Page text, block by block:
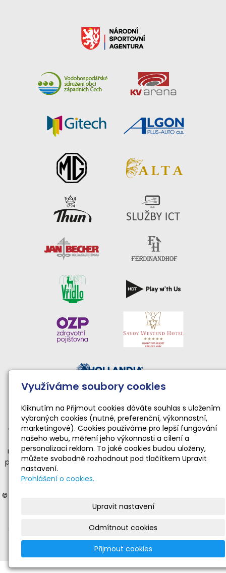
Národní sportovní agentura • Karlovarský kraj • Statutární
město Karlovy Vary
Činnost TopGym Karlovy Vary pro rok 2026 byla podpořena
dotací Národní sportovní agentury ve výši 169 100 Kč
na zabezpečení sportovní, tělovýchovné a organizační funkce
příjemce dotace realizující sportovní aktivity dětí a mládeže ve
věku od 4 do 19 let v souladu s platnými a registrovanými
© 2012-2025 Moderní gymnastika Karlovy Vary
vyhrazena | © Web vytvořil:Gitech|mail|adm
sportovního klubu moderní gymnastiky TopGym Karlovy Vary.
Nevyžádané nebo nevhodné příspěvky budou vymazány.
Využíváme soubory cookies
Kliknutím na Přijmout cookies dáváte souhlas s uložením
vybraných cookies (nutné, preferenční, výkonnostní,
marketingové). Cookies používáme pro lepší fungování
našeho webu, měření jeho výkonnosti a cílení a
personalizaci reklam. To jaké cookies budou uloženy,
můžete svobodně rozhodnout pod tlačítkem Upravit
nastavení.
Prohlášení o cookies.
Upravit nastavení
Odmítnout cookies
Přijmout cookies